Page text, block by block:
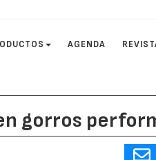
AGENDA
gorros